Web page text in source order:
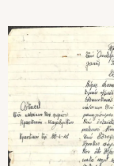
Bild